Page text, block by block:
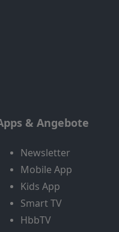
& Angebote
Newsletter
Mobile App
Kids App
Smart TV
HbbTV